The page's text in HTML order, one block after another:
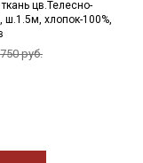
цв.Телесно-
хлопок-100%,
750 руб.